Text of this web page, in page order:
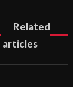
Related
articles